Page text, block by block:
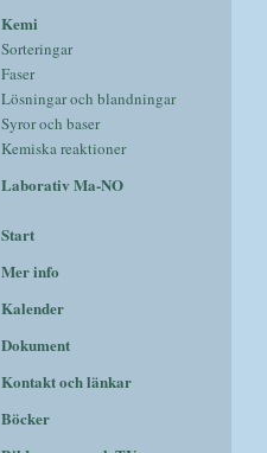
Kemi
Sorteringar
Faser
Lösningar och blandningar
Syror och baser
Kemiska reaktioner
Laborativ Ma-NO
Start
Mer info
Kalender
Dokument
Kontakt och länkar
Böcker